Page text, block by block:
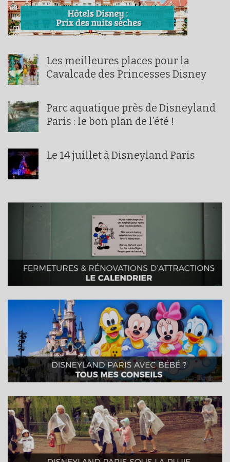
Les meilleures places pour la
Cavalcade des Princesses Disney
Parc aquatique près de Disneyland
Paris : le bon plan de l’été !
Le 14 juillet à Disneyland Paris